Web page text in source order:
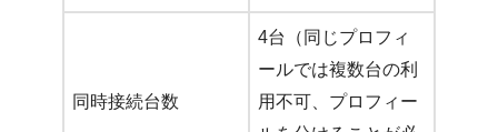
同時接続台数
4台（同じプロフィ
ールでは複数台の利
用不可、プロフィー